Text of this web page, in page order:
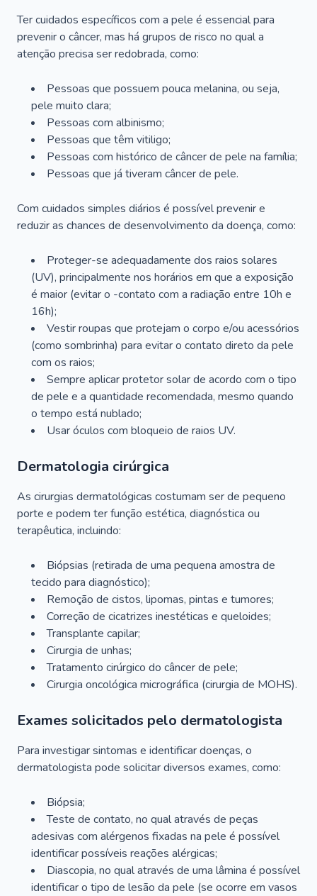
Ter cuidados específicos com a pele é essencial para
prevenir o câncer, mas há grupos de risco no qual a
atenção precisa ser redobrada, como:
Pessoas que possuem pouca melanina, ou seja,
pele muito clara;
Pessoas com albinismo;
Pessoas que têm vitiligo;
Pessoas com histórico de câncer de pele na família;
Pessoas que já tiveram câncer de pele.
Com cuidados simples diários é possível prevenir e
reduzir as chances de desenvolvimento da doença, como:
Proteger-se adequadamente dos raios solares
(UV), principalmente nos horários em que a exposição
é maior (evitar o -contato com a radiação entre 10h e
16h);
Vestir roupas que protejam o corpo e/ou acessórios
(como sombrinha) para evitar o contato direto da pele
com os raios;
Sempre aplicar protetor solar de acordo com o tipo
de pele e a quantidade recomendada, mesmo quando
o tempo está nublado;
Usar óculos com bloqueio de raios UV.
Dermatologia cirúrgica
As cirurgias dermatológicas costumam ser de pequeno
porte e podem ter função estética, diagnóstica ou
terapêutica, incluindo:
Biópsias (retirada de uma pequena amostra de
tecido para diagnóstico);
Remoção de cistos, lipomas, pintas e tumores;
Correção de cicatrizes inestéticas e queloides;
Transplante capilar;
Cirurgia de unhas;
Tratamento cirúrgico do câncer de pele;
Cirurgia oncológica micrográfica (cirurgia de MOHS).
Exames solicitados pelo dermatologista
Para investigar sintomas e identificar doenças, o
dermatologista pode solicitar diversos exames, como:
Biópsia;
Teste de contato, no qual através de peças
adesivas com alérgenos fixadas na pele é possível
identificar possíveis reações alérgicas;
Diascopia, no qual através de uma lâmina é possível
identificar o tipo de lesão da pele (se ocorre em vasos